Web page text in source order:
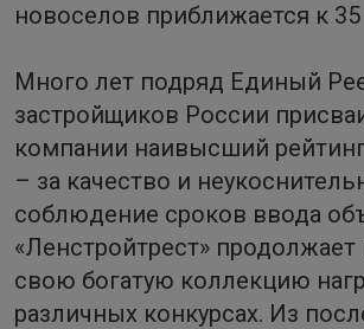
новоселов приближается к
Много лет подряд Единый
застройщиков России
компании наивысший
– за качество и
соблюдение сроков ввода
«Ленстройтрест»
свою богатую коллекцию
различных конкурсах. Из